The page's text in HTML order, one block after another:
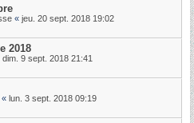
« jeu. 20 sept. 2018 19:02
2018
dim. 9 sept. 2018 21:41
« lun. 3 sept. 2018 09:19